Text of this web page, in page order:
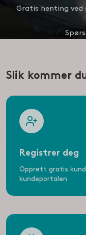
Gratis henting ved
Slik kommer
Registrer deg
Opprett gratis
kundeportalen